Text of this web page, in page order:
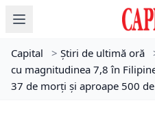
Capital > Știri de ultimă oră
cu magnitudinea 7,8 în
37 de morți și aproape 500